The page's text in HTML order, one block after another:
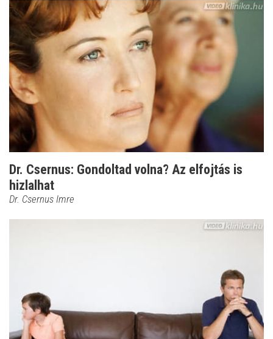
Dr. Csernus: Gondoltad volna? Az elfojtás is
hizlalhat
Dr. Csernus Imre